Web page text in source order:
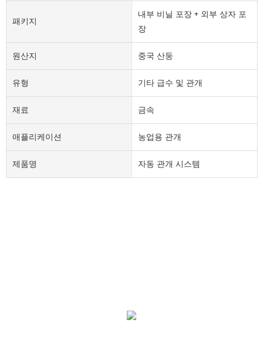
패키지
내부 비닐 포장 + 외부 상자 포
장
원산지 중국 산둥
유형 기타 급수 및 관개
재료 금속
애플리케이션 농업용 관개
제품명 자동 관개 시스템